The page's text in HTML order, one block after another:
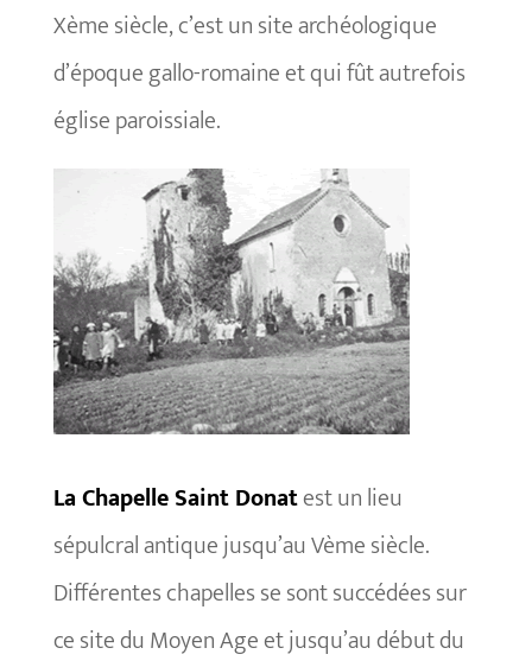
Xème siècle, c’est un site archéologique
d’époque gallo-romaine et qui fût autrefois
église paroissiale.
La Chapelle Saint Donatest un lieu
sépulcral antique jusqu’au Vème siècle.
Différentes chapelles se sont succédées sur
ce site du Moyen Age et jusqu’au début du